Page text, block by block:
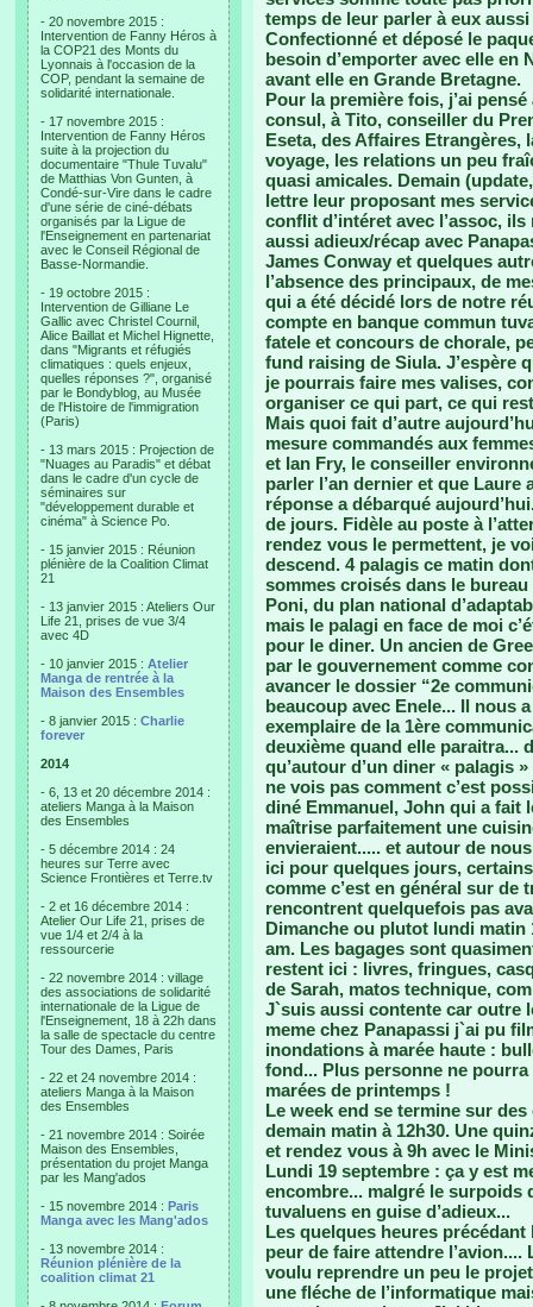
- 20 novembre 2015 :
Intervention de Fanny Héros à
la COP21 des Monts du
Lyonnais à l'occasion de la
COP, pendant la semaine de
solidarité internationale.
- 17 novembre 2015 :
Intervention de Fanny Héros
suite à la projection du
documentaire "Thule Tuvalu"
de Matthias Von Gunten, à
Condé-sur-Vire dans le cadre
d'une série de ciné-débats
organisés par la Ligue de
l'Enseignement en partenariat
avec le Conseil Régional de
Basse-Normandie.
- 19 octobre 2015 :
Intervention de Gilliane Le
Gallic avec Christel Cournil,
Alice Baillat et Michel Hignette,
dans "Migrants et réfugiés
climatiques : quels enjeux,
quelles réponses ?", organisé
par le Bondyblog, au Musée
de l'Histoire de l'immigration
(Paris)
- 13 mars 2015 : Projection de
"Nuages au Paradis" et débat
dans le cadre d'un cycle de
séminaires sur
"développement durable et
cinéma" à Science Po.
- 15 janvier 2015 : Réunion
plénière de la Coalition Climat
21
- 13 janvier 2015 : Ateliers Our
Life 21, prises de vue 3/4
avec 4D
- 10 janvier 2015 : Atelier
Manga de rentrée à la
Maison des Ensembles
- 8 janvier 2015 : Charlie
forever
2014
- 6, 13 et 20 décembre 2014 :
ateliers Manga à la Maison
des Ensembles
- 5 décembre 2014 : 24
heures sur Terre avec
Science Frontières et Terre.tv
- 2 et 16 décembre 2014 :
Atelier Our Life 21, prises de
vue 1/4 et 2/4 à la
ressourcerie
- 22 novembre 2014 : village
des associations de solidarité
internationale de la Ligue de
l'Enseignement, 18 à 22h dans
la salle de spectacle du centre
Tour des Dames, Paris
- 22 et 24 novembre 2014 :
ateliers Manga à la Maison
des Ensembles
- 21 novembre 2014 : Soirée
Maison des Ensembles,
présentation du projet Manga
par les Mang'ados
- 15 novembre 2014 : Paris
Manga avec les Mang'ados
- 13 novembre 2014 :
Réunion plénière de la
coalition climat 21
temps de leur parler à eux
Confectionné et déposé le
besoin d’emporter avec elle en
avant elle en Grande Bretagne.
Pour la première fois, j’ai
consul, à Tito, conseiller du
Eseta, des Affaires Etrangères,
voyage, les relations un peu
quasi amicales. Demain
lettre leur proposant mes
conflit d’intéret avec l’assoc,
aussi adieux/récap avec
James Conway et quelques
l’absence des principaux, de
qui a été décidé lors de notre
compte en banque commun
fatele et concours de chorale,
fund raising de Siula. J’espère
je pourrais faire mes valises,
organiser ce qui part, ce qui
Mais quoi fait d’autre
mesure commandés aux
et Ian Fry, le conseiller
parler l’an dernier et que
réponse a débarqué
de jours. Fidèle au poste à
rendez vous le permettent, je
descend. 4 palagis ce matin
sommes croisés dans le
Poni, du plan national
mais le palagi en face de moi
pour le diner. Un ancien de
par le gouvernement comme
avancer le dossier “2e
beaucoup avec Enele... Il nous
exemplaire de la 1ère
deuxième quand elle paraitra...
qu’autour d’un diner « palagis
ne vois pas comment c’est
diné Emmanuel, John qui a fait
maîtrise parfaitement une
envieraient..... et autour de
ici pour quelques jours,
comme c’est en général sur
rencontrent quelquefois pas
Dimanche ou plutot lundi matin
am. Les bagages sont
restent ici : livres, fringues,
de Sarah, matos technique,
J`suis aussi contente car outre
meme chez Panapassi j`ai pu
inondations à marée haute :
fond... Plus personne ne
marées de printemps !
Le week end se termine sur
demain matin à 12h30. Une
et rendez vous à 9h avec le
Lundi 19 septembre : ça y est
encombre... malgré le surpoids
tuvaluens en guise d’adieux...
Les quelques heures précédant
peur de faire attendre
voulu reprendre un peu le
une fléche de l’informatique